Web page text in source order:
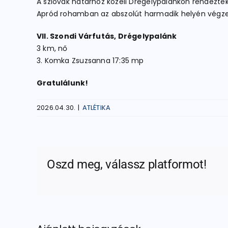
Apród rohamban az abszolút harmadik helyén
VII. Szondi Várfutás, Drégelypalánk
3 km, nő
3. Komka Zsuzsanna 17:35 mp
Gratulálunk!
2026.04.30. | ATLÉTIKA
Oszd meg, válassz platformot!